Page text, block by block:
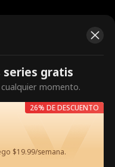
pago.
verlo.
series gratis
momento.
$19.99/semana.
26% DE DESCUENTO